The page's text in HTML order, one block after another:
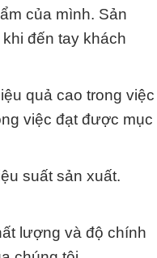
của mình. Sản
đến tay khách
quả cao trong việc
việc đạt được mục
suất sản xuất.
lượng và độ chính